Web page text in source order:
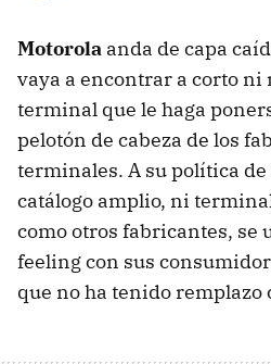
Motorola anda de capa
vaya a encontrar a corto ni
terminal que le haga
pelotón de cabeza de los
terminales. A su política
catálogo amplio, ni
como otros fabricantes, se
feeling con sus
que no ha tenido remplazo